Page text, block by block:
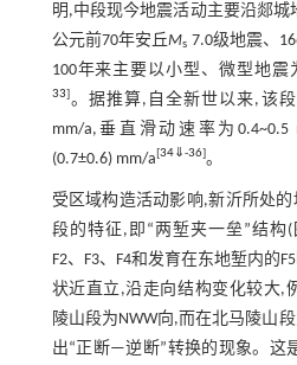
明,中段现今地震活动主要沿郯城
公元前70年安丘Ms 7.0级地震、
100年来主要以小型、微型地震
33 。据推算,自全新世以来,该
mm/a,垂直滑动速率为
(0.7±0.6) mm/a 34⇓-36] 。
受区域构造活动影响,新沂所处
段的特征,即“两堑夹一垒”结构(
F2、F3、F4和发育在东地堑内的
状近直立,沿走向结构变化较大,
陵山段为NWW向,而在北马陵山段
出“正断—逆断”转换的现象。这